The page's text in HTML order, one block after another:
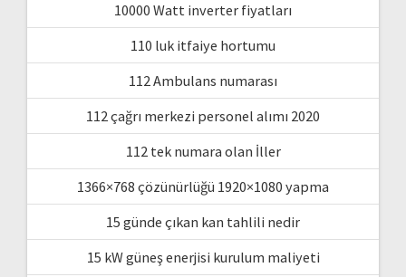
10000 Watt inverter fiyatları
110 luk itfaiye hortumu
112 Ambulans numarası
112 çağrı merkezi personel alımı 2020
112 tek numara olan İller
1366×768 çözünürlüğü 1920×1080 yapma
15 günde çıkan kan tahlili nedir
15 kW güneş enerjisi kurulum maliyeti